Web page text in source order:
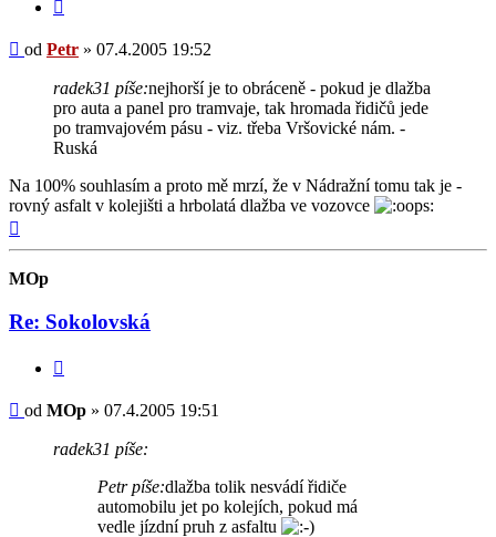
Příspěvek
od Petr » 07.4.2005 19:52
radek31 píše:nejhorší je to obráceně - pokud je dlažba
pro auta a panel pro tramvaje, tak hromada řidičů jede
po tramvajovém pásu - viz. třeba Vršovické nám. -
Ruská
Na 100% souhlasím a proto mě mrzí, že v Nádražní tomu tak je -
rovný asfalt v kolejišti a hrbolatá dlažba ve vozovce
MOp
Re: Sokolovská
Příspěvek
od MOp » 07.4.2005 19:51
radek31 píše:
Petr píše:dlažba tolik nesvádí řidiče
automobilu jet po kolejích, pokud má
vedle jízdní pruh z asfaltu